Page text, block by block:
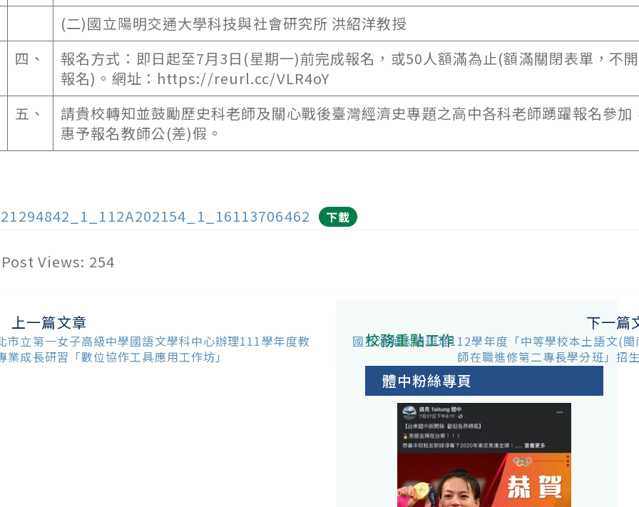
(二)國立陽明交通大學科技與社會研究所 洪紹洋教授
四、
報名方式：即日起至7月3日(星期一)前完成報名，或50人額滿為止(額滿關閉表單，不
報名)。網址：https://reurl.cc/VLR4oY
五、
請貴校轉知並鼓勵歷史科老師及關心戰後臺灣經濟史專題之高中各科老師踴躍報名參加
惠予報名教師公(差)假。
下載
Post Views: 254
上一篇文章
市立第一女子高級中學國語文學科中心辦理111學年度教
業成長研習「數位協作工具應用工作坊」
下一篇
國立清華大學辦理112學年度「中等學校本土語文(
師在職進修第二專長學分班」招
校務重點工作
體中粉絲專頁